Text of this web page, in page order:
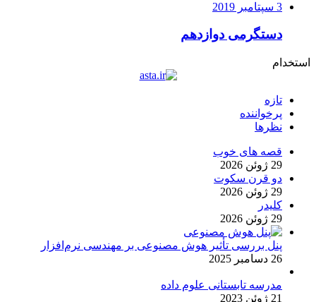
3 سپتامبر 2019
دستگرمی دوازدهم
استخدام
تازه
پرخواننده
نظرها
قصه های خوب
29 ژوئن 2026
دو قرن سکوت
29 ژوئن 2026
کلیدر
29 ژوئن 2026
پنل بررسی تأثیر هوش مصنوعی بر مهندسی نرم‌افزار
26 دسامبر 2025
مدرسه تابستانی علوم داده
21 ژوئن 2023